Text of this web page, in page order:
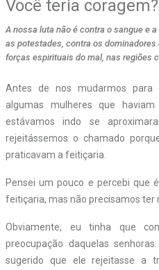
Você teria coragem?
A nossa luta não é contra o sangue e
as potestades, contra os
forças espirituais do mal, nas regiões
Antes de nos mudarmos para
algumas mulheres que
estávamos indo se
rejeitássemos o chamado
praticavam a feitiçaria.
Pensei um pouco e percebi que
feitiçaria, mas não precisamos ter
Obviamente, eu tinha que
preocupação daquelas
sugerido que ele rejeitasse a